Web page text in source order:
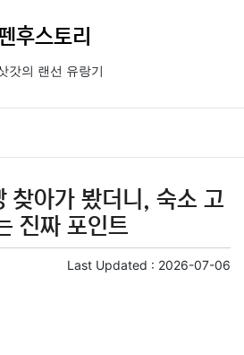
후스토리
갓의 랜선 유랑기
찾아가 봤더니, 숙소 고
진짜 포인트
Last Updated : 2026-07-06